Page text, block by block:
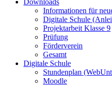
Downloads
Informationen für
Digitale Schule
Projektarbeit Klasse 9
Prüfung
Förderverein
Gesamt
Digitale Schule
Stundenplan
Moodle